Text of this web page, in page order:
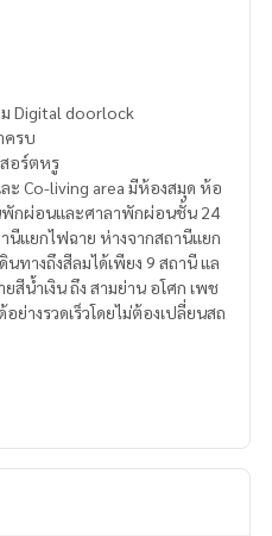
Digital doorlock
ครบ
อร์ตหรู
ะ Co-living area มีห้องสมุด ห้อ
พักผ่อนและศาลาพักผ่อนชั้น 24
นีแยกไฟฉาย ห่างจากสถานีแยก
นทางถึงสีลมได้เพียง 9 สถานี แล
สีน้ำเงิน ถึง สามย่าน อโศก เพช
ย่างรวดเร็วโดยไม่ต้องเปลี่ยนสถ